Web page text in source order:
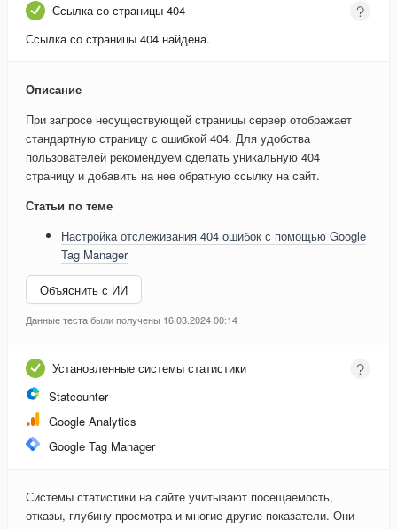
Ссылка со страницы 404
Ссылка со страницы 404 найдена.
Описание
При запросе несуществующей страницы сервер отображает
стандартную страницу с ошибкой 404. Для удобства
пользователей рекомендуем сделать уникальную 404
страницу и добавить на нее обратную ссылку на сайт.
Статьи по теме
Настройка отслеживания 404 ошибок с помощью Google
Tag Manager
Объяснить с ИИ
Данные теста были получены 16.03.2024 00:14
Установленные системы статистики
Statcounter
Google Analytics
Google Tag Manager
Системы статистики на сайте учитывают посещаемость,
отказы, глубину просмотра и многие другие показатели. Они